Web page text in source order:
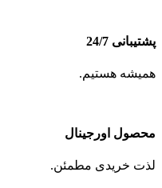
پشتیبانی 24/7
همیشه هستیم.
محصول اورجینال
لذت خریدی مطمئن.